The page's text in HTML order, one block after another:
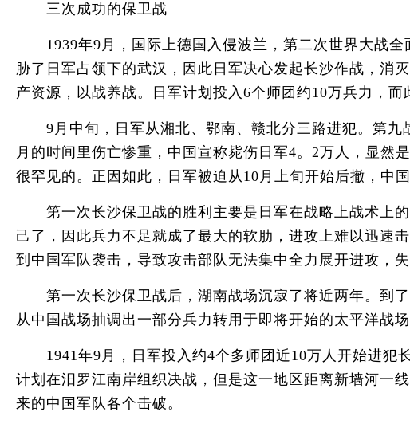
三次成功的保卫战
1939年9月，国际上德国入侵波兰，第二次世界大战全
胁了日军占领下的武汉，因此日军决心发起长沙作战，消
产资源，以战养战。日军计划投入6个师团约10万兵力，
9月中旬，日军从湘北、鄂南、赣北分三路进犯。第九
月的时间里伤亡惨重，中国宣称毙伤日军4。2万人，显然
很罕见的。正因如此，日军被迫从10月上旬开始后撤，中
第一次长沙保卫战的胜利主要是日军在战略上战术上的
己了，因此兵力不足就成了最大的软肋，进攻上难以迅速
到中国军队袭击，导致攻击部队无法集中全力展开进攻，失
第一次长沙保卫战后，湖南战场沉寂了将近两年。到了
从中国战场抽调出一部分兵力转用于即将开始的太平洋战场
1941年9月，日军投入约4个多师团近10万人开始进犯
计划在汨罗江南岸组织决战，但是这一地区距离新墙河一
来的中国军队各个击破。